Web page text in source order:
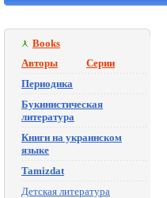
Books
Авторы
Серии
Периодика
Букинистическая
литература
Книги на украинском
языке
Tamizdat
Детская литература